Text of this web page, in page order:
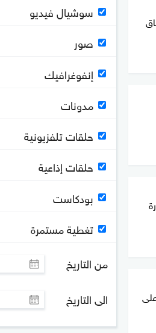
سوشيال فيديو
صور
إنفوغرافيك
مدونات
حلقات تلفزيونية
حلقات إذاعية
بودكاست
تغطية مستمرة
من التاريخ
الى التاريخ